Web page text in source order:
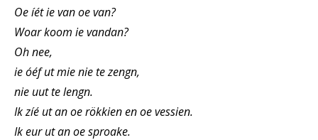
Oe íét ie van oe van?
Woar koom ie vandan?
Oh nee,
ie óéf ut mie nie te zengn,
nie uut te lengn.
Ik zíé ut an oe rökkien en oe vessien.
Ik eur ut an oe sproake.